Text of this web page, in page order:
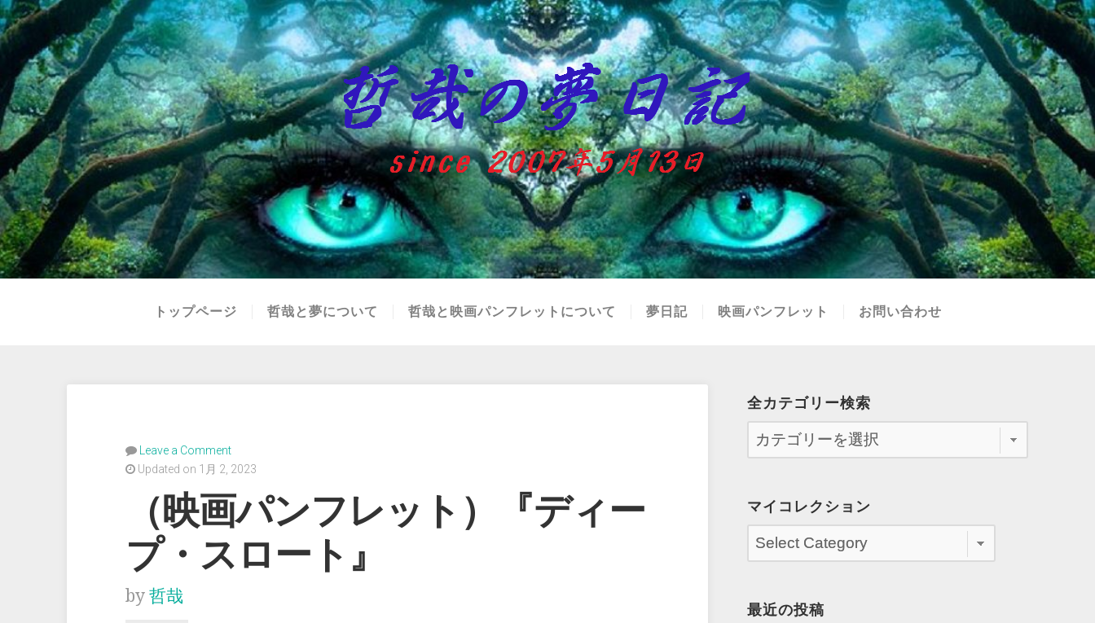
トップページ 哲哉と夢について 哲哉と映画パンフレットについて 夢日記 映画パンフレット お問い合わせ
Leave a Comment
Updated on 1月 2, 2023
（映画パンフレット）『ディー
プ・スロート』
by 哲哉
全カテゴリー検索
マイコレクション
最近の投稿